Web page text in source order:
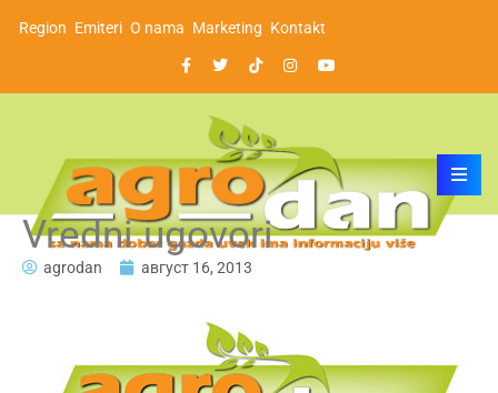
Region Emiteri O nama Marketing Kontakt
Vredni ugovori
agrodan август 16, 2013